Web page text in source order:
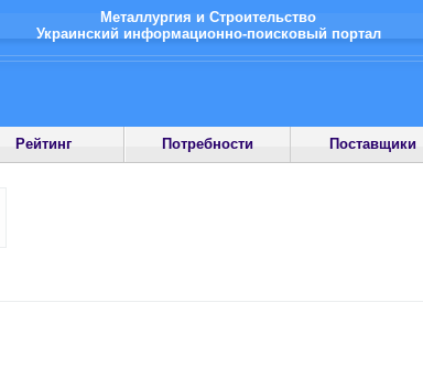
Металлургия и Строительство
Украинский информационно-поисковый портал
Рейтинг Потребности Поставщики